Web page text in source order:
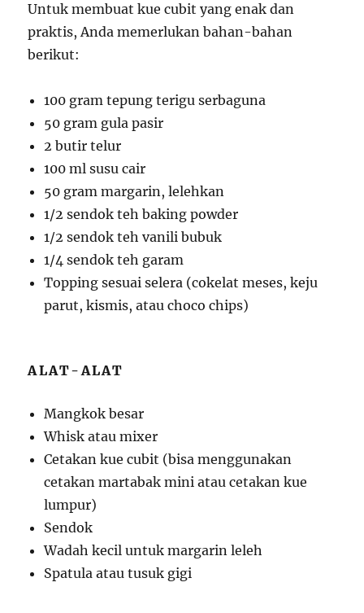
Untuk membuat kue cubit yang enak dan
praktis, Anda memerlukan bahan-bahan
berikut:
100 gram tepung terigu serbaguna
50 gram gula pasir
2 butir telur
100 ml susu cair
50 gram margarin, lelehkan
1/2 sendok teh baking powder
1/2 sendok teh vanili bubuk
1/4 sendok teh garam
Topping sesuai selera (cokelat meses, keju
parut, kismis, atau choco chips)
ALAT-ALAT
Mangkok besar
Whisk atau mixer
Cetakan kue cubit (bisa menggunakan
cetakan martabak mini atau cetakan kue
lumpur)
Sendok
Wadah kecil untuk margarin leleh
Spatula atau tusuk gigi